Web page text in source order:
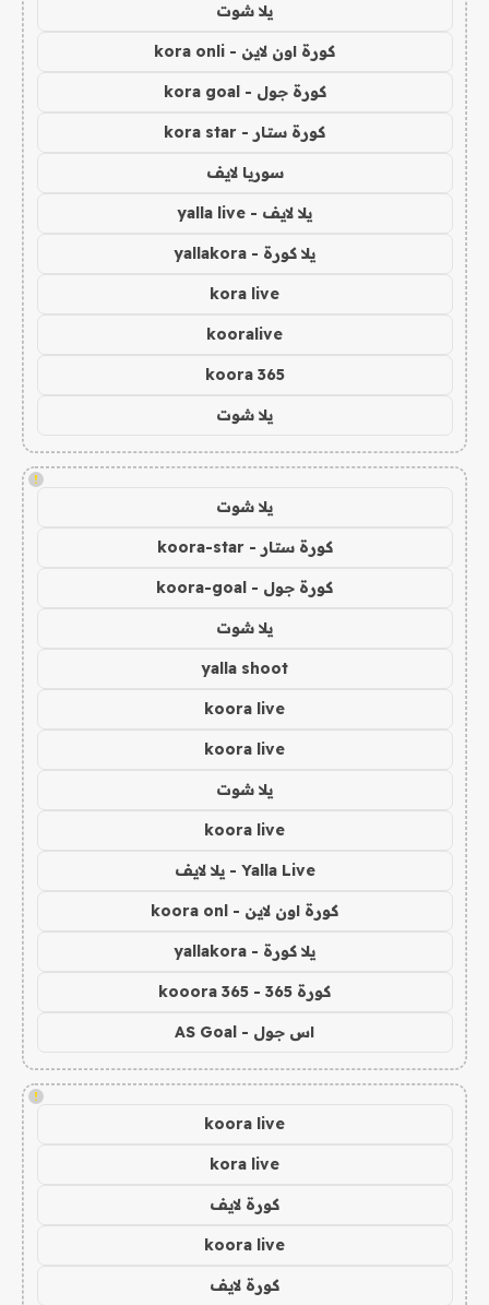
يلا شوت
كورة اون لاين - kora onli
كورة جول - kora goal
كورة ستار - kora star
سوريا لايف
يلا لايف - yalla live
يلا كورة - yallakora
kora live
kooralive
koora 365
يلا شوت
!
يلا شوت
كورة ستار - koora-star
كورة جول - koora-goal
يلا شوت
yalla shoot
koora live
koora live
يلا شوت
koora live
Yalla Live - يلا لايف
كورة اون لاين - koora onl
يلا كورة - yallakora
كورة 365 - kooora 365
اس جول - AS Goal
!
koora live
kora live
كورة لايف
koora live
كورة لايف